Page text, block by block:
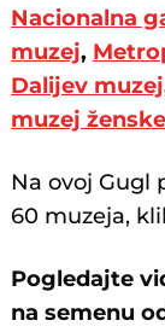
Nacionalna
muzej,
Dalijev muzej
muzej
Na ovoj Gugl
60 muzeja,
Pogledajte
na semenu